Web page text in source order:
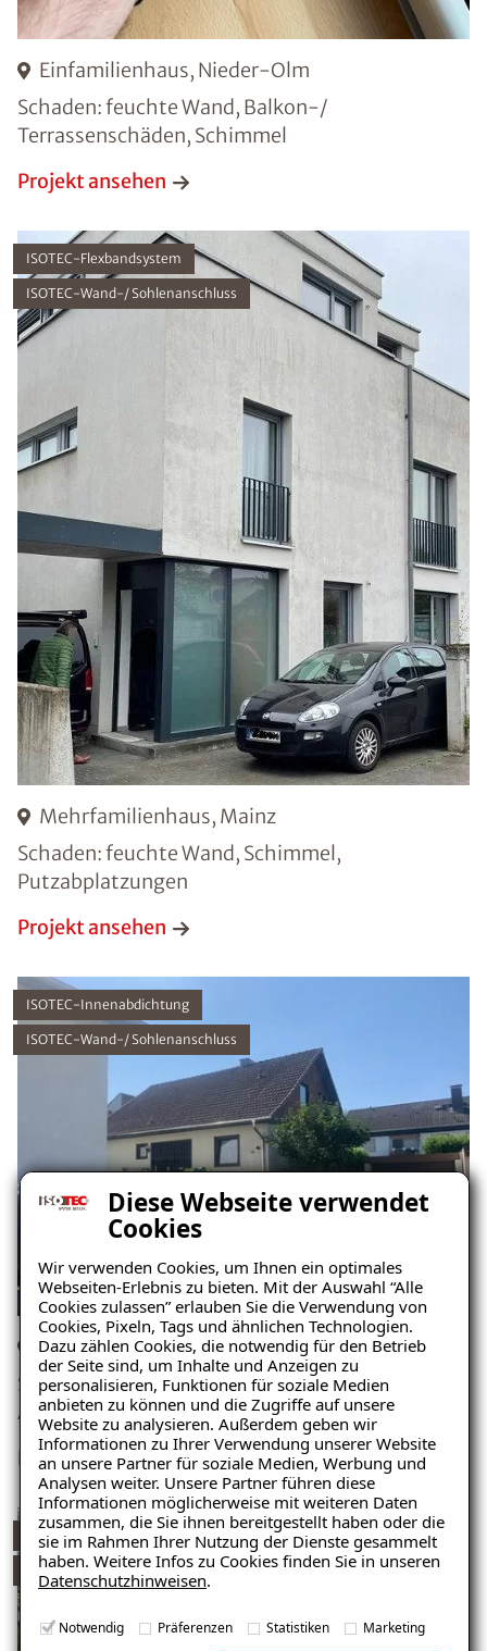
Diese Webseite verwendet
Cookies
Wir verwenden Cookies, um Ihnen ein optimales
Webseiten-Erlebnis zu bieten. Mit der Auswahl “Alle
Cookies zulassen” erlauben Sie die Verwendung von
Cookies, Pixeln, Tags und ähnlichen Technologien.
Dazu zählen Cookies, die notwendig für den Betrieb
der Seite sind, um Inhalte und Anzeigen zu
personalisieren, Funktionen für soziale Medien
anbieten zu können und die Zugriffe auf unsere
Website zu analysieren. Außerdem geben wir
Informationen zu Ihrer Verwendung unserer Website
an unsere Partner für soziale Medien, Werbung und
Analysen weiter. Unsere Partner führen diese
Informationen möglicherweise mit weiteren Daten
zusammen, die Sie ihnen bereitgestellt haben oder die
sie im Rahmen Ihrer Nutzung der Dienste gesammelt
haben. Weitere Infos zu Cookies finden Sie in unseren
Datenschutzhinweisen.
Notwendig Präferenzen Statistiken Marketing
Einfamilienhaus, Nieder-Olm
Schaden: feuchte Wand, Balkon-/
Terrassenschäden, Schimmel
Projekt ansehen
Mehrfamilienhaus, Mainz
Schaden: feuchte Wand, Schimmel,
Putzabplatzungen
ISOTEC-Flexbandsystem
ISOTEC-Wand-/ Sohlenanschluss
Projekt ansehen
Einfamilienhaus, Mainz
Schaden: nasser Keller, feuchte Wand,
Ausblühungen, muffiger Geruch
ISOTEC-Innenabdichtung
ISOTEC-Wand-/ Sohlenanschluss
Projekt ansehen
ISOTEC-Innenabdichtung
ISOTEC-Horizontalsperre